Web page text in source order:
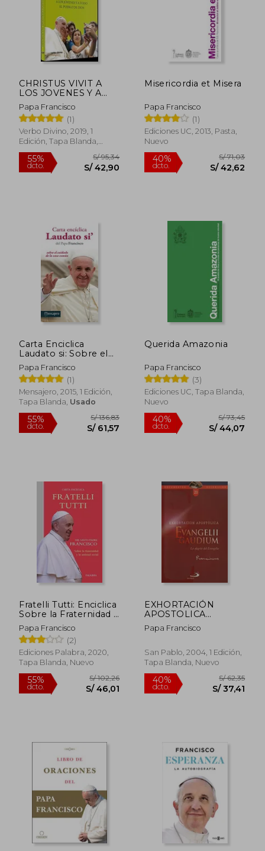
55%
dcto.
55%
dcto. S/
CHRISTUS VIVIT A
LOS JOVENES Y A
TODO EL PUEBLO
DE DIOS
Papa Francisco
(1)
Verbo Divino, 2019, 1
Edición, Tapa Blanda,
Nuevo
55%
dcto. S/ 42,90
Misericordia et Misera
Papa Francisco
(1)
Ediciones UC, 2013, Pasta,
Nuevo
40%
dcto. S/
Carta Enciclica
Laudato si: Sobre el
Cuidado de la Casa
Comun
Papa Francisco
(1)
Mensajero, 2015, 1 Edición,
Tapa Blanda, Usado
Querida Amazonia
Papa Francisco
(3)
Ediciones UC, Tapa Blanda,
Nuevo
Fratelli Tutti: Enciclica
Sobre la Fraternidad y
la Amistad Socia l
Papa Francisco
(2)
Ediciones Palabra, 2020,
Tapa Blanda, Nuevo
EXHORTACIÓN
APOSTOLICA
EVANGELII GAUDIUM
Papa Francisco
San Pablo, 2004, 1 Edición,
Tapa Blanda, Nuevo